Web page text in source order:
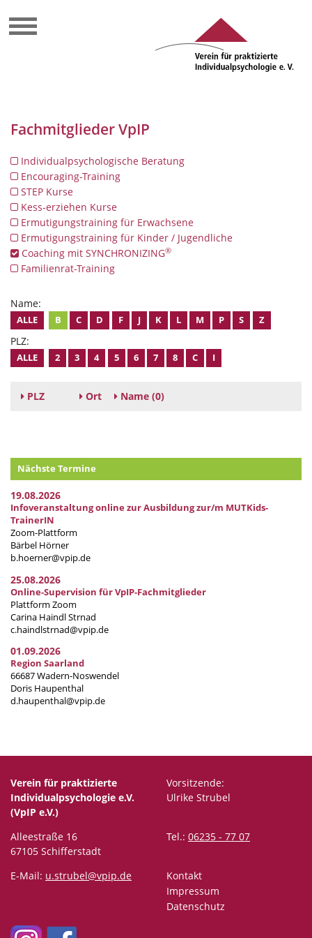
Fachmitglieder VpIP
Individualpsychologische Beratung
Encouraging-Training
STEP Kurse
Kess-erziehen Kurse
Ermutigungstraining für Erwachsene
Ermutigungstraining für Kinder / Jugendliche
Coaching mit SYNCHRONIZING®
Familienrat-Training
Name:
ALLE B C D F J K L M P S Z
PLZ:
ALLE 2 3 4 5 6 7 8 C I
PLZ Ort Name (0)
Nächste Termine
19.08.2026
Infoveranstaltung online zur Ausbildung zur/m MUTKids-
TrainerIN
Zoom-Plattform
Bärbel Hörner
b.hoerner@vpip.de
25.08.2026
Online-Supervision für VpIP-Fachmitglieder
Plattform Zoom
Carina Haindl Strnad
c.haindlstrnad@vpip.de
01.09.2026
Region Saarland
66687 Wadern-Noswendel
Doris Haupenthal
d.haupenthal@vpip.de
Verein für praktizierte
Individualpsychologie e.V.
(VpIP e.V.)
Vorsitzende:
Ulrike Strubel
Alleestraße 16
67105 Schifferstadt
Tel.: 06235 - 77 07
E-Mail: u.strubel@vpip.de
Kontakt
Impressum
Datenschutz